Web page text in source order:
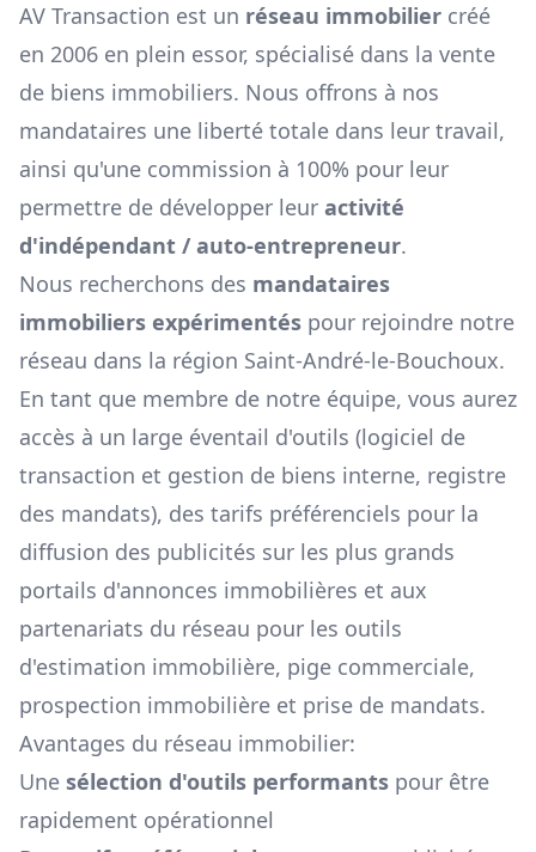
AV Transaction est un réseau immobilier créé
en 2006 en plein essor, spécialisé dans la vente
de biens immobiliers. Nous offrons à nos
mandataires une liberté totale dans leur travail,
ainsi qu'une commission à 100% pour leur
permettre de développer leur activité
d'indépendant / auto-entrepreneur.
Nous recherchons des mandataires
immobiliers expérimentés pour rejoindre notre
réseau dans la région Saint-André-le-Bouchoux.
En tant que membre de notre équipe, vous aurez
accès à un large éventail d'outils (logiciel de
transaction et gestion de biens interne, registre
des mandats), des tarifs préférenciels pour la
diffusion des publicités sur les plus grands
portails d'annonces immobilières et aux
partenariats du réseau pour les outils
d'estimation immobilière, pige commerciale,
prospection immobilière et prise de mandats.
Avantages du réseau immobilier:
Une sélection d'outils performants pour être
rapidement opérationnel